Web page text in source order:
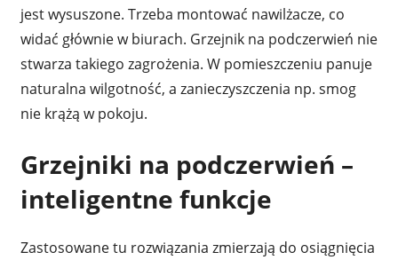
jest wysuszone. Trzeba montować nawilżacze, co
widać głównie w biurach. Grzejnik na podczerwień nie
stwarza takiego zagrożenia. W pomieszczeniu panuje
naturalna wilgotność, a zanieczyszczenia np. smog
nie krążą w pokoju.
Grzejniki na podczerwień –
inteligentne funkcje
Zastosowane tu rozwiązania zmierzają do osiągnięcia